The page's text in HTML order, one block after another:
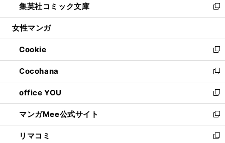
く
で
開
ド
ウ
開
く
ィ
ン
ウ
で
開
く
い
ウ
ン
ド
ウ
で
開
く
集英社コミック文庫
新
し
ウ
ィ
ン
ド
ウ
で
開
く
女性マンガ
Cookie
新
し
い
ウ
ィ
ン
ド
ウ
で
Cocohana
新
し
い
ウ
ィ
ン
ド
office YOU
新
し
い
ウ
ィ
マンガMee公式サイト
新
し
い
リマコミ
新